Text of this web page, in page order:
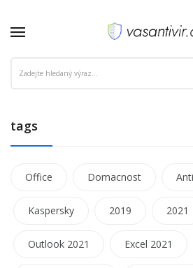
tags
Office Domacnost
Kaspersky 2019 2021
Outlook 2021 Excel 2021